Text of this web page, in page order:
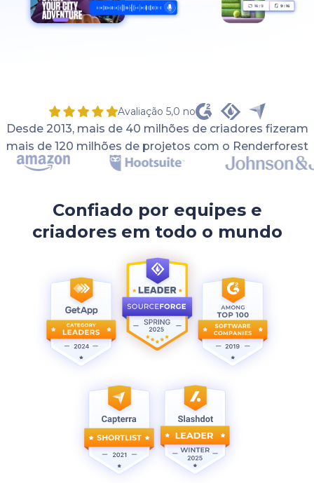
Avaliação 5,0 no
Desde 2013, mais de 40 milhões de criadores fizeram
mais de 120 milhões de projetos com o Renderforest
Confiado por equipes e
criadores em todo o mundo